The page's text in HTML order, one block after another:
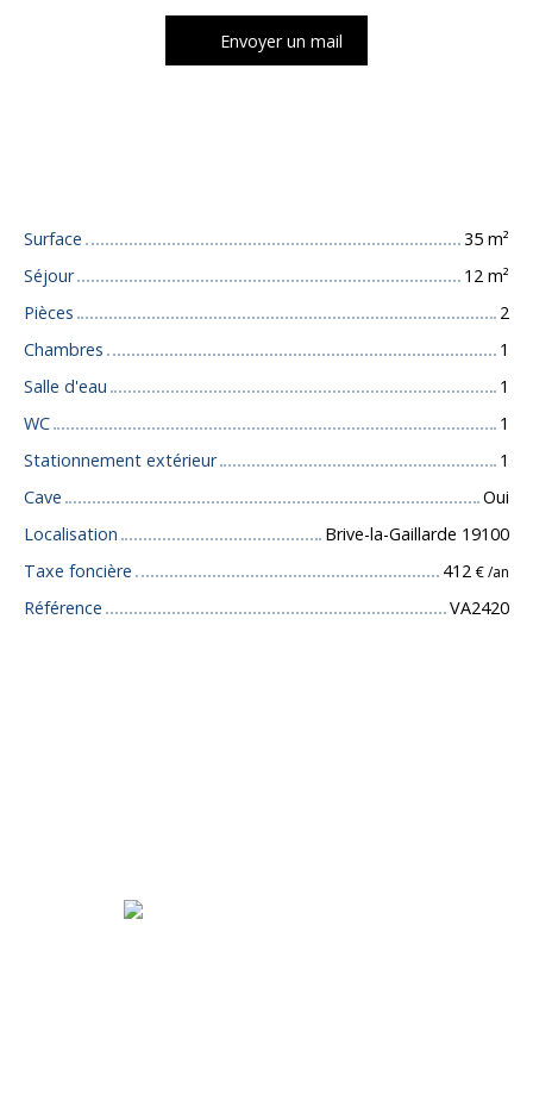
Envoyer un mail
Surface 35 m²
Séjour
12 m²
Pièces
2
Chambres
1
Salle d'eau
1
WC
1
Stationnement extérieur
1
Cave
Oui
Localisation
Brive-la-Gaillarde 19100
Taxe foncière
412 € /an
Référence VA2420